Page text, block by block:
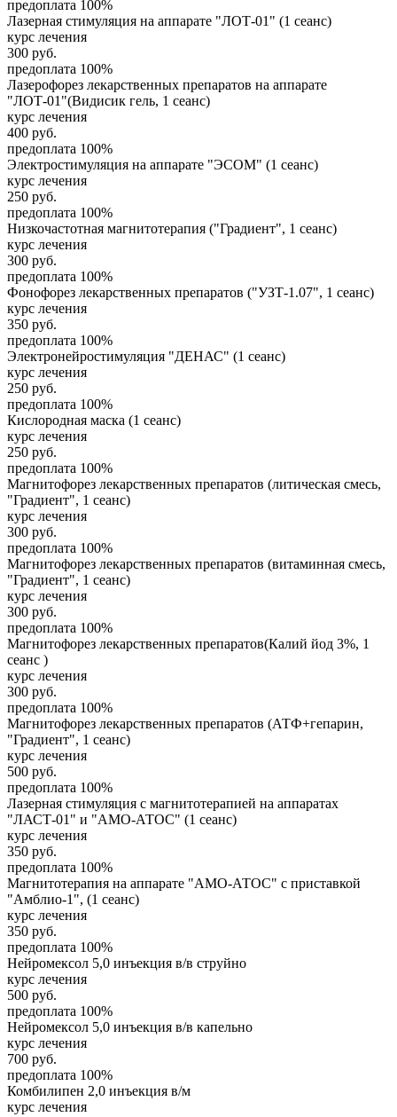
предоплата 100%
Лазерная стимуляция на аппарате "ЛОТ-01" (1 сеанс)
курс лечения
300 руб.
предоплата 100%
Лазерофорез лекарственных препаратов на аппарате
"ЛОТ-01"(Видисик гель, 1 сеанс)
курс лечения
400 руб.
предоплата 100%
Электростимуляция на аппарате "ЭСОМ" (1 сеанс)
курс лечения
250 руб.
предоплата 100%
Низкочастотная магнитотерапия ("Градиент", 1 сеанс)
курс лечения
300 руб.
предоплата 100%
Фонофорез лекарственных препаратов ("УЗТ-1.07", 1 сеанс)
курс лечения
350 руб.
предоплата 100%
Электронейростимуляция "ДЕНАС" (1 сеанс)
курс лечения
250 руб.
предоплата 100%
Кислородная маска (1 сеанс)
курс лечения
250 руб.
предоплата 100%
Магнитофорез лекарственных препаратов (литическая смесь,
"Градиент", 1 сеанс)
курс лечения
300 руб.
предоплата 100%
Магнитофорез лекарственных препаратов (витаминная смесь,
"Градиент", 1 сеанс)
курс лечения
300 руб.
предоплата 100%
Магнитофорез лекарственных препаратов(Калий йод 3%, 1
сеанс )
курс лечения
300 руб.
предоплата 100%
Магнитофорез лекарственных препаратов (АТФ+гепарин,
"Градиент", 1 сеанс)
курс лечения
500 руб.
предоплата 100%
Лазерная стимуляция с магнитотерапией на аппаратах
"ЛАСТ-01" и "АМО-АТОС" (1 сеанс)
курс лечения
350 руб.
предоплата 100%
Магнитотерапия на аппарате "АМО-АТОС" с приставкой
"Амблио-1", (1 сеанс)
курс лечения
350 руб.
предоплата 100%
Нейромексол 5,0 инъекция в/в струйно
курс лечения
500 руб.
предоплата 100%
Нейромексол 5,0 инъекция в/в капельно
курс лечения
700 руб.
предоплата 100%
Комбилипен 2,0 инъекция в/м
курс лечения